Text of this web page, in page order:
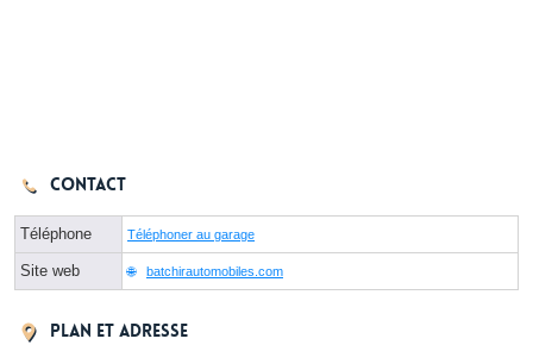
Contact
Téléphone Téléphoner au garage
Site web batchirautomobiles.com
Plan et adresse